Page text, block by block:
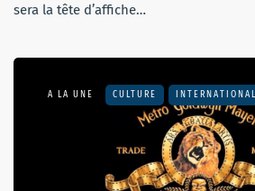
sera la tête d’affiche…
A LA UNE CULTURE INTERNATIONAL